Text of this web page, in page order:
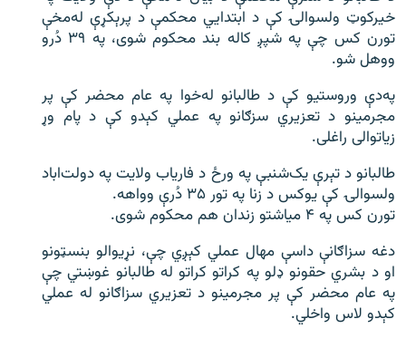
د ازادې اروپا/ ازادي راډيو ټولې پاڼې
خیرکوټ ولسوالۍ کې د ابتدایي محکمې د پرېکړې له‌مخې
تورن کس چې په شپږ کاله بند محکوم شوی، په ۳۹ دُرو
ووهل شو.
په‌دې وروستیو کې د طالبانو له‌خوا په عام محضر کې پر
مجرمینو د تعزیري سزګانو په عملي کېدو کې د پام وړ
زیاتوالی راغلی.
طالبانو د تېرې یک‌شنبې په ورځ د فاریاب ولایت په دولت‌اباد
ولسوالۍ کې یوکس د زنا په تور ۳۵ دُرې وواهه.
تورن کس په ۴ میاشتو زندان هم محکوم شوی.
دغه سزاګانې داسې مهال عملي کېږي چې، نړیوالو بنسټونو
او د بشري حقونو ډلو په کراتو کراتو له طالبانو غوښتي چې
په عام محضر کې پر مجرمینو د تعزیري سزاګانو له عملي
کېدو لاس واخلي.